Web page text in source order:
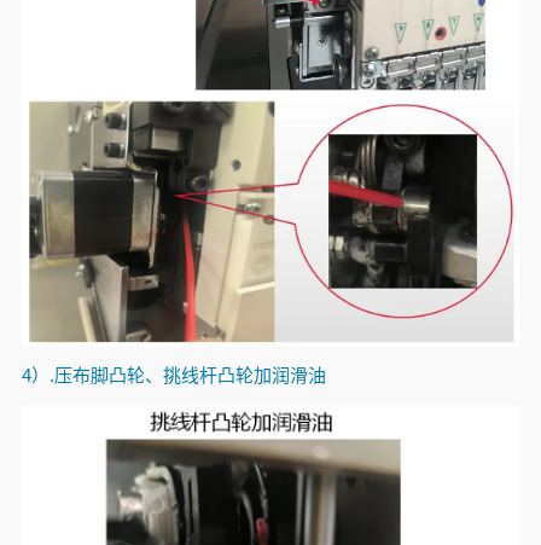
4） .压布脚凸轮、挑线杆凸轮加润滑油